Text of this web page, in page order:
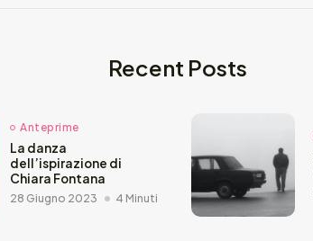
Recent Posts
Anteprime
La danza
dell’ispirazione di
Chiara Fontana
28 Giugno 2023 4 Minuti